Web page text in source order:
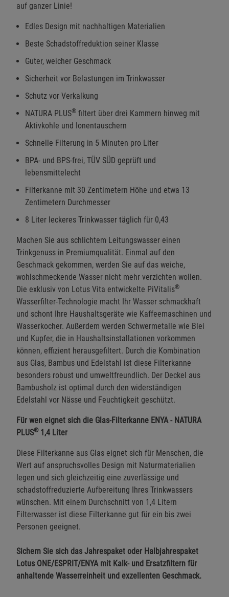
auf ganzer Linie!
Edles Design mit nachhaltigen Materialien
Beste Schadstoffreduktion seiner Klasse
Guter, weicher Geschmack
Sicherheit vor Belastungen im Trinkwasser
Schutz vor Verkalkung
NATURA PLUS® filtert über drei Kammern hinweg mit
Aktivkohle und Ionentauschern
Schnelle Filterung in 5 Minuten pro Liter
BPA- und BPS-frei, TÜV SÜD geprüft und
lebensmittelecht
Filterkanne mit 30 Zentimetern Höhe und etwa 13
Zentimetern Durchmesser
8 Liter leckeres Trinkwasser täglich für 0,43
Machen Sie aus schlichtem Leitungswasser einen
Trinkgenuss in Premiumqualität. Einmal auf den
Geschmack gekommen, werden Sie auf das weiche,
wohlschmeckende Wasser nicht mehr verzichten wollen.
Die exklusiv von Lotus Vita entwickelte PiVitalis®
Wasserfilter-Technologie macht Ihr Wasser schmackhaft
und schont Ihre Haushaltsgeräte wie Kaffeemaschinen und
Wasserkocher. Außerdem werden Schwermetalle wie Blei
und Kupfer, die in Haushaltsinstallationen vorkommen
können, effizient herausgefiltert. Durch die Kombination
aus Glas, Bambus und Edelstahl ist diese Filterkanne
besonders robust und umweltfreundlich. Der Deckel aus
Bambusholz ist optimal durch den widerständigen
Edelstahl vor Nässe und Feuchtigkeit geschützt.
Für wen eignet sich die Glas-Filterkanne ENYA - NATURA
PLUS®1,4 Liter
Diese Filterkanne aus Glas eignet sich für Menschen, die
Wert auf anspruchsvolles Design mit Naturmaterialien
legen und sich gleichzeitig eine zuverlässige und
schadstoffreduzierte Aufbereitung Ihres Trinkwassers
wünschen. Mit einem Durchschnitt von 1,4 Litern
Filterwasser ist diese Filterkanne gut für ein bis zwei
Personen geeignet.
Sichern Sie sich das Jahrespaket oder Halbjahrespaket
Lotus ONE/ESPRIT/ENYA mit Kalk- und Ersatzfiltern für
anhaltende Wasserreinheit und exzellenten Geschmack.